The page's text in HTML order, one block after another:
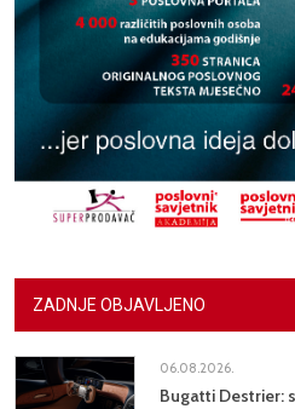
ZADNJE OBJAVLJENO
06.08.2026.
Bugatti Destrier: